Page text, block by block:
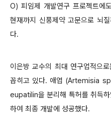
O) 피임제 개발연구 프로젝트에
현재까지 신풍제약 고문으로 뇌
다.
이은방 교수의 최대 연구업적으
꼽히고 있다. 애엽 (Artemisia
eupatilin을 분리해 특허를 취득
하여 최종 개발에 성공했다.